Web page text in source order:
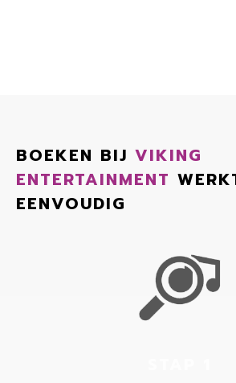
BOEKEN BIJ VIKING
ENTERTAINMENT
EENVOUDIG